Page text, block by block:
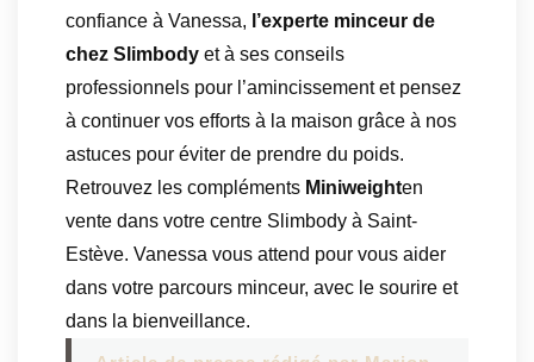
confiance à Vanessa, l’experte minceur de
chez Slimbody et à ses conseils
professionnels pour l’amincissement et pensez
à continuer vos efforts à la maison grâce à nos
astuces pour éviter de prendre du poids.
Retrouvez les compléments Miniweighten
vente dans votre centre Slimbody à Saint-
Estève. Vanessa vous attend pour vous aider
dans votre parcours minceur, avec le sourire et
dans la bienveillance.